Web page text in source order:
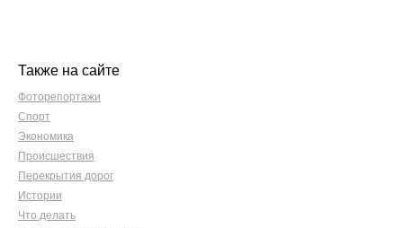
Также на сайте
Фоторепортажи
Спорт
Экономика
Происшествия
Перекрытия дорог
Истории
Что делать